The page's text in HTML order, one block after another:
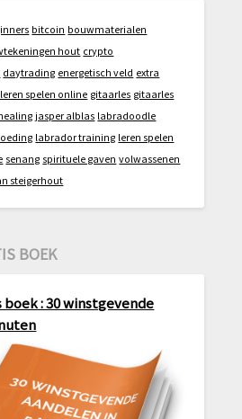
bitcoin bouwmaterialen
hout crypto
daytrading energetisch veld extra
spelen online gitaarles gitaarles
jasper alblas labradoodle
labrador training leren spelen
senang spirituele gaven volwassenen
steigerhout
BOEK
: 30 winstgevende